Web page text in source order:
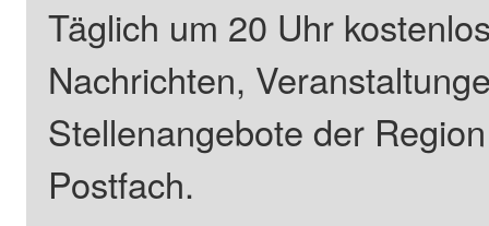
Täglich um 20 Uhr
Nachrichten,
Stellenangebote der
Postfach.